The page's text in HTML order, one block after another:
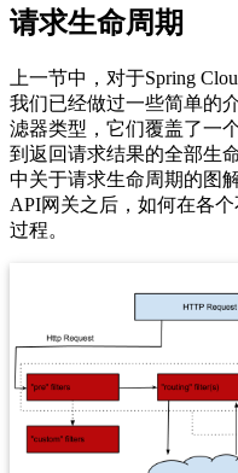
请求生命周期
上一节中，对于Spring
我们已经做过一些简单的
滤器类型，它们覆盖了一
到返回请求结果的全部生
中关于请求生命周期的图
API网关之后，如何在各
过程。